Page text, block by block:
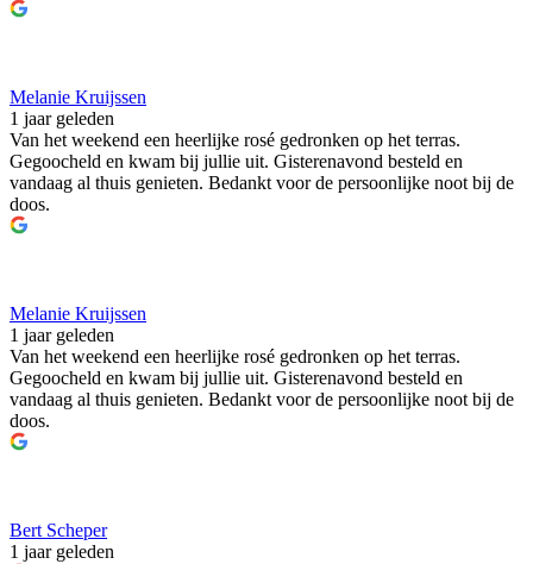
Melanie Kruijssen
1 jaar geleden
Van het weekend een heerlijke rosé gedronken op het terras.
Gegoocheld en kwam bij jullie uit. Gisterenavond besteld en
vandaag al thuis genieten. Bedankt voor de persoonlijke noot bij de
doos.
Melanie Kruijssen
1 jaar geleden
Van het weekend een heerlijke rosé gedronken op het terras.
Gegoocheld en kwam bij jullie uit. Gisterenavond besteld en
vandaag al thuis genieten. Bedankt voor de persoonlijke noot bij de
doos.
Bert Scheper
1 jaar geleden